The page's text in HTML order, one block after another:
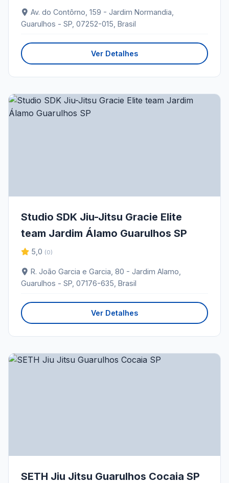
Av. do Contôrno, 159 - Jardim Normandia,
Guarulhos - SP, 07252-015, Brasil
Ver Detalhes
Studio SDK Jiu-Jitsu Gracie Elite
team Jardim Álamo Guarulhos SP
5,0 (0)
R. João Garcia e Garcia, 80 - Jardim Alamo,
Guarulhos - SP, 07176-635, Brasil
Ver Detalhes
SETH Jiu Jitsu Guarulhos Cocaia SP